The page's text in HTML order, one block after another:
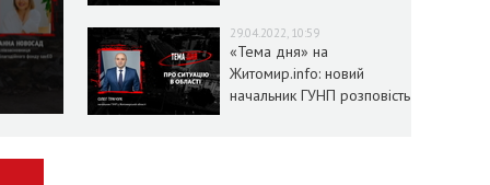
29.04.2022, 10:59
«Тема дня» на
Житомир.info: новий
начальник ГУНП розповість